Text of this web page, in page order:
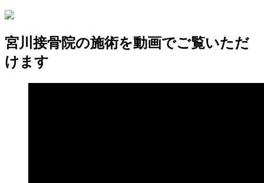
宮川接骨院の施術を動画でご覧いただ
けます